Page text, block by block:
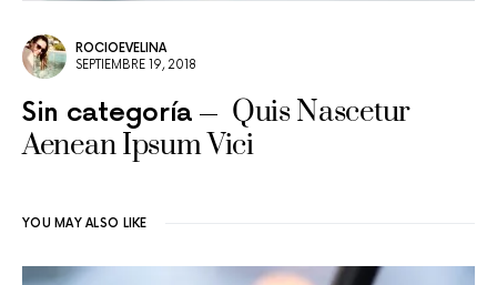
ROCIOEVELINA
SEPTIEMBRE 19, 2018
Sin categoría
Quis Nascetur
Aenean Ipsum Vici
YOU MAY ALSO LIKE